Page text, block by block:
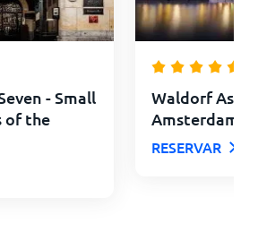
- Small
of the
Waldorf
Amsterdam
RESERVAR